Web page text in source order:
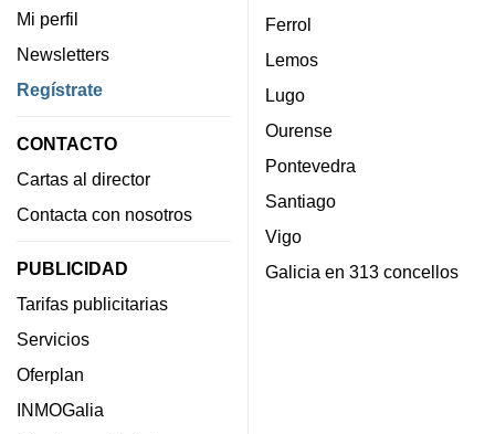
Mi perfil
Newsletters
Regístrate
CONTACTO
Cartas al director
Contacta con nosotros
PUBLICIDAD
Tarifas publicitarias
Servicios
Oferplan
INMOGalia
Ferrol
Lemos
Lugo
Ourense
Pontevedra
Santiago
Vigo
Galicia en 313 concellos